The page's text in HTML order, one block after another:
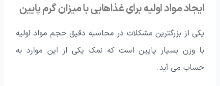
ایجاد مواد اولیه برای غذاهایی با میزان گرم پایین
یکی از بزرگترین مشکلات در محاسبه دقیق حجم مواد اولیه
با وزن بسیار پایین است که نمک یکی از این موارد به
حساب می آید.